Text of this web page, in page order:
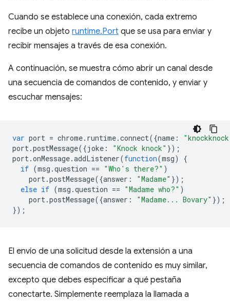
Cuando se establece una conexión, cada extremo
recibe un objeto runtime.Port que se usa para enviar y
recibir mensajes a través de esa conexión.
A continuación, se muestra cómo abrir un canal desde
una secuencia de comandos de contenido, y enviar y
escuchar mensajes:
var port = chrome. runtime.connect({name :
port.postMessage({joke : "Knock knock" });
port.onMessage.addListener(function(msg)
{
if (msg .question == "Who's there?" )
port.postMessage({answer : "Madame" });
else if (msg .question == "Madame who?" )
port.postMessage({answer : "Madame... Bovary" });
});
El envío de una solicitud desde la extensión a una
secuencia de comandos de contenido es muy similar,
excepto que debes especificar a qué pestaña
conectarte. Simplemente reemplaza la llamada a